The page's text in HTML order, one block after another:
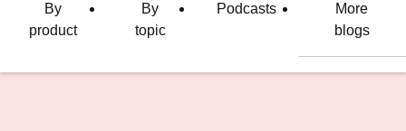
By
product
By
topic
Podcasts
More
blogs